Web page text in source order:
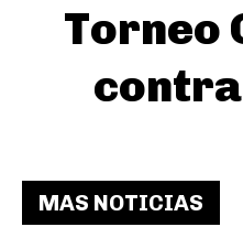
Torneo
MAS NOTICIAS